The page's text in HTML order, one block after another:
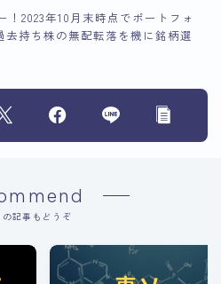
2023年10月末時点でポートフォ
去持ち株の無配転落を機に銘柄選
の記事もどうぞ